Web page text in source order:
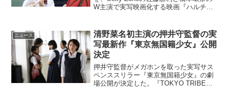
W主演で実写映画化する映画『ハルチ
解禁となった。さらに、主演の2人からの
コメントも到着し...
ニュース
清野菜名初主演の押井守監督の実
写最新作『東京無国籍少女』公開
決定
押井守監督がメガホンを取った実写サス
ペンススリラー『東京無国籍少女』の劇
場公開が決定した。『TOKYO TRIBE』